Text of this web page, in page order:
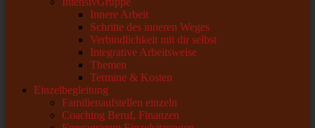
Innere Arbeit
Schritte des inneren Weges
Verbindlichkeit mit dir selbst
Integrative Arbeitsweise
Themen
Termine & Kosten
Einzelbegleitung
Familienaufstellen einzeln
Coaching Beruf, Finanzen